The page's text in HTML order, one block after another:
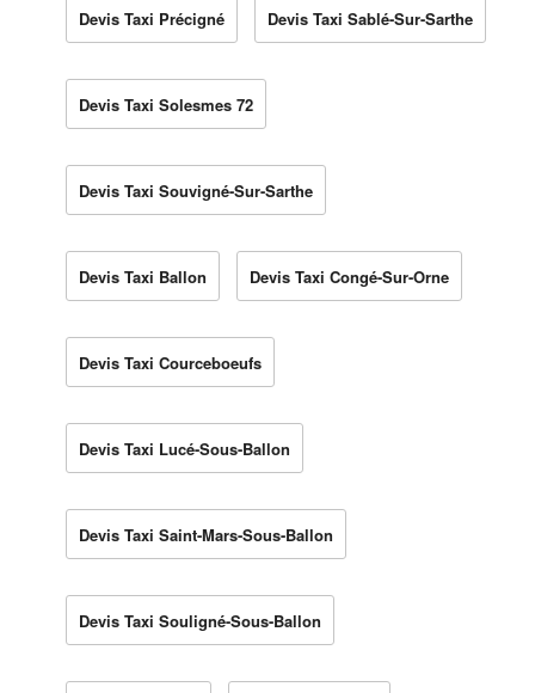
Devis Taxi Précigné Devis Taxi Sablé-Sur-Sarthe
Devis Taxi Solesmes 72
Devis Taxi Souvigné-Sur-Sarthe
Devis Taxi Ballon Devis Taxi Congé-Sur-Orne
Devis Taxi Courceboeufs
Devis Taxi Lucé-Sous-Ballon
Devis Taxi Saint-Mars-Sous-Ballon
Devis Taxi Souligné-Sous-Ballon